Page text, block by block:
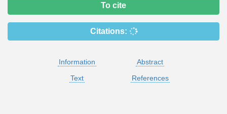
To cite
Citations:
Information
Abstract
Text
References